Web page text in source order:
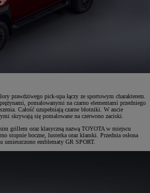
prawdziwego pick-upa łączy ze sportowym charakterem.
pomalowanymi na czarno elementami przedniego
Całość uzupełniają czarne błotniki. W aucie
skrywają się pomalowane na czerwono zaciski.
grillem oraz klasyczną nazwą TOYOTA w miejscu
stopnie boczne, lusterka oraz klamki. Przednia osłona
umieszczono emblematy GR SPORT.